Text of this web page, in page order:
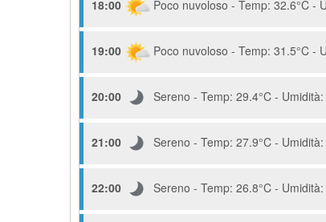
18:00 Poco nuvoloso - Temp: 32.6°C -
19:00 Poco nuvoloso - Temp: 31.5°C -
20:00 Sereno - Temp: 29.4°C -
21:00 Sereno - Temp: 27.9°C -
22:00 Sereno - Temp: 26.8°C -